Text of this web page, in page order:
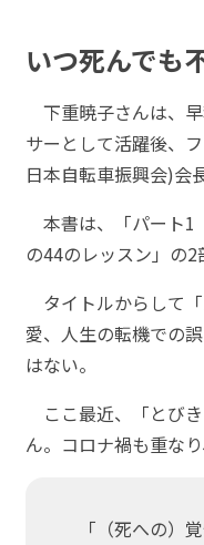
いつ死んでも
下重暁子さんは、
サーとして活躍後、
日本自転車振興会)会
本書は、「パート
の44のレッスン」の2
タイトルからして
愛、人生の転機での
はない。
ここ最近、「とび
ん。コロナ禍も重な
「（死への）